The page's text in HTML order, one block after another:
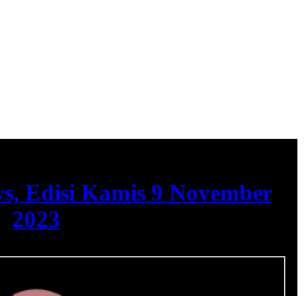
Edisi Kamis 9 November
2023